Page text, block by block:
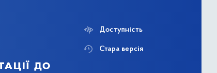
до
Доступність
Стара версія